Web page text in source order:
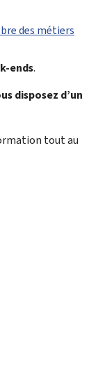
des métiers
ends.
disposez d’un
tout au